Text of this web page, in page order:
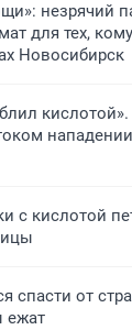
незрячий
для тех,
Новосибирск
кислотой».
с кислотой
спасти от
ежат